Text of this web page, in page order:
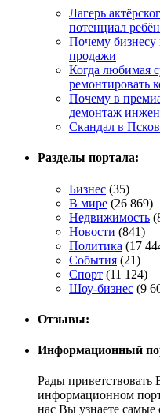
Лагерь
потенциал
Почему бизнесу
продажи
Когда любимая
ремонтировать
Почему в
демонтаж
Скандал в
Разделы портала:
Бизнес (35)
В мире (26 869)
Недвижимость
Новости (841)
Политика (17
События (21)
Спорт (11 124)
Шоу-бизнес (9
Отзывы:
Информационный
Рады
информационном
нас Вы узнаете